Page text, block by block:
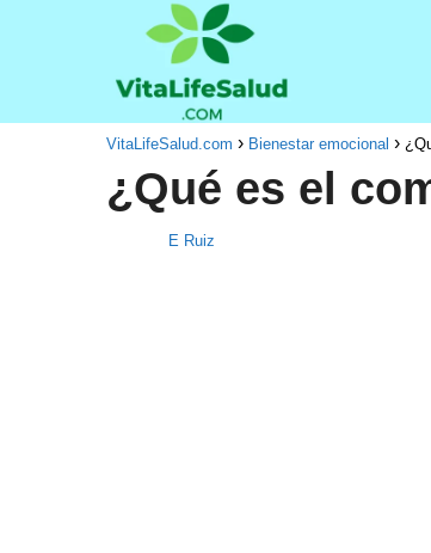
VitaLifeSalud.com Bienestar emocional
¿Qué es el
E Ruiz